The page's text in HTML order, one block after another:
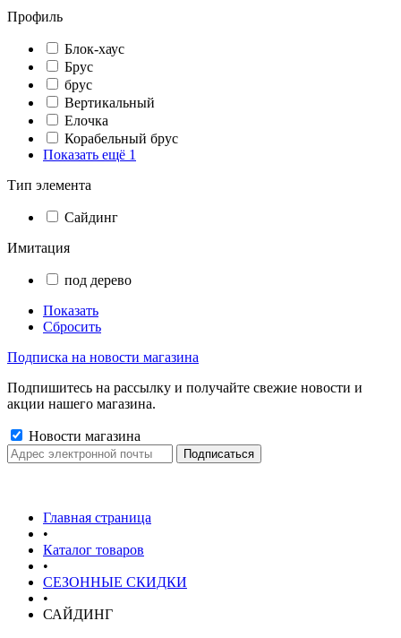
Профиль
Блок-хаус
Брус
брус
Вертикальный
Елочка
Корабельный брус
Показать ещё 1
Тип элемента
Сайдинг
Имитация
под дерево
Показать
Сбросить
Подписка на новости магазина
Подпишитесь на рассылку и получайте свежие новости и
акции нашего магазина.
Новости магазина
Главная страница
•
Каталог товаров
•
СЕЗОННЫЕ СКИДКИ
•
САЙДИНГ